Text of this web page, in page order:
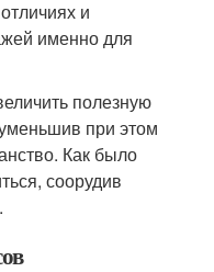
и
именно для
полезную
при этом
Как было
соорудив